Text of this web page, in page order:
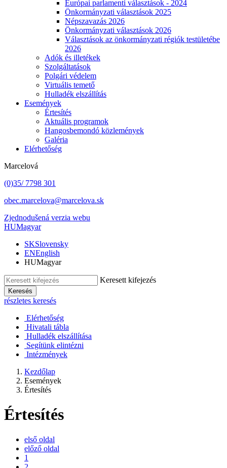
Európai parlamenti választások - 2024
Önkormányzati választások 2025
Népszavazás 2026
Önkormányzati választások 2026
Választások az önkormányzati régiók testületébe
2026
Adók és illetékek
Szolgáltatások
Polgári védelem
Virtuális temető
Hulladék elszállítás
Események
Értesítés
Aktuális programok
Hangosbemondó közlemények
Galéria
Elérhetőség
Marcelová
(0)35/ 7798 301
obec.marcelova@marcelova.sk
Zjednodušená verzia webu
HUMagyar
SKSlovensky
ENEnglish
HUMagyar
Keresett kifejezés
Keresés
részletes keresés
Elérhetőség
Hivatali tábla
Hulladék elszállítása
Segítünk elintézni
Intézmények
Kezdőlap
Események
Értesítés
Értesítés
első oldal
előző oldal
1